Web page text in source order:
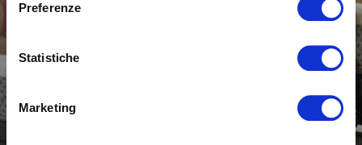
Preferenze
Statistiche
Marketing